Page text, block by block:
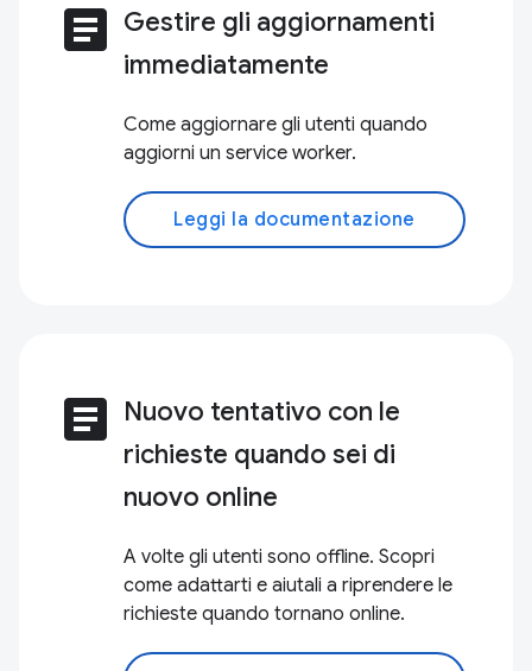
article Gestire gli aggiornamenti
immediatamente
Come aggiornare gli utenti quando
aggiorni un service worker.
Leggi la documentazione
article Nuovo tentativo con le
richieste quando sei di
nuovo online
A volte gli utenti sono offline. Scopri
come adattarti e aiutali a riprendere le
richieste quando tornano online.